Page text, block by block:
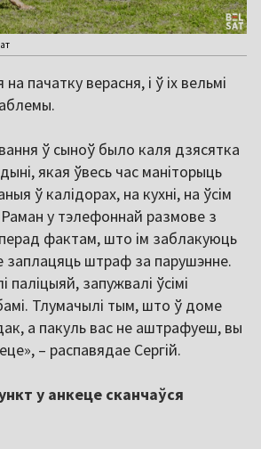
пачатку верасня, і ў іх вельмі
ў сыноў было каля дзясятка
якая ўвесь час маніторыць
ў калідорах, на кухні, на ўсім
у тэлефоннай размове з
перад фактам, што ім заблакуюць
заплацяць штраф за парушэнне.
паліцыяй, запужвалі ўсімі
Тлумачылі тым, што ў доме
а пакуль вас не аштрафуеш, вы
– распавядае Сергій.
у анкеце сканчаўся